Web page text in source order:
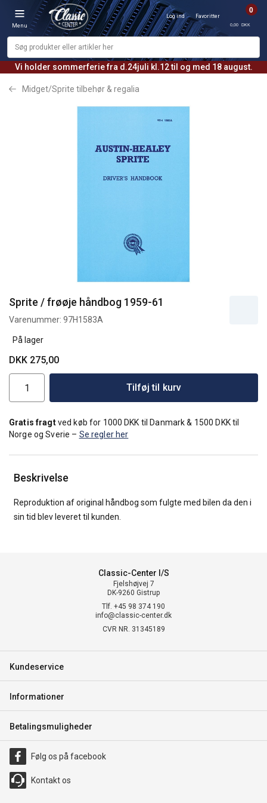
Vi holder sommerferie fra d.24juli kl.12 til og med 18 august.
Menu
Log ind Favoritter
0
0,00 DKK
Midget/Sprite tilbehør & regalia
Sprite / frøøje håndbog 1959-61
Varenummer: 97H1583A
På lager
DKK 275,00
Tilføj til kurv
Gratis fragtved køb for 1000 DKK til Danmark & 1500 DKK til
Norge og Sverie – Se regler her
Beskrivelse
Reproduktion af original håndbog som fulgte med bilen da den i
sin tid blev leveret til kunden.
Classic-Center I/S
Fjelshøjvej 7
DK-9260 Gistrup
Tlf. +45 98 374 190
info@classic-center.dk
CVR NR. 31345189
Kundeservice
Informationer
Betalingsmuligheder
Følg os på facebook
Kontakt os